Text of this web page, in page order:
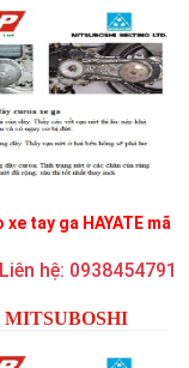
xe tay ga HAYATE mã
Liên hệ: 0938454791